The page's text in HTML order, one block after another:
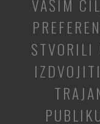
VAŠIM
STVORILI